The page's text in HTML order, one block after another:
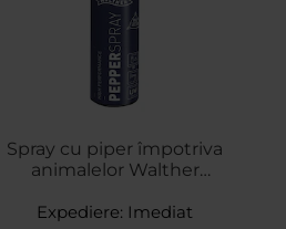
Spray cu piper împotriva
animalelor Walther
conică
Expediere: Imediat